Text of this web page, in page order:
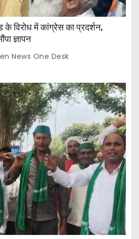
विरोध में कांग्रेस का प्रदर्शन,
ज्ञापन
News One Desk